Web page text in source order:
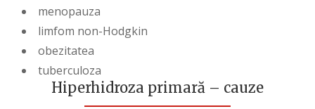
menopauza
limfom non-Hodgkin
obezitatea
tuberculoza
Hiperhidroza primară – cauze